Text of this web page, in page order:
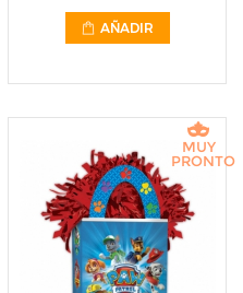
AÑADIR
MUY
PRONTO